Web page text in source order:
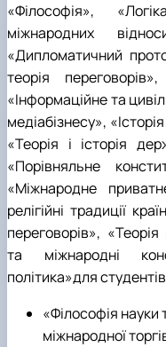
«Філософія»,
міжнародних
«Дипломатичний
теорія
«Інформаційне та
медіабізнесу»,
«Теорія і історія
«Порівняльне
«Міжнародне
релігійні традиції
переговорів»,
та міжнародні
політика»для студентів
«Філософія науки
міжнародної